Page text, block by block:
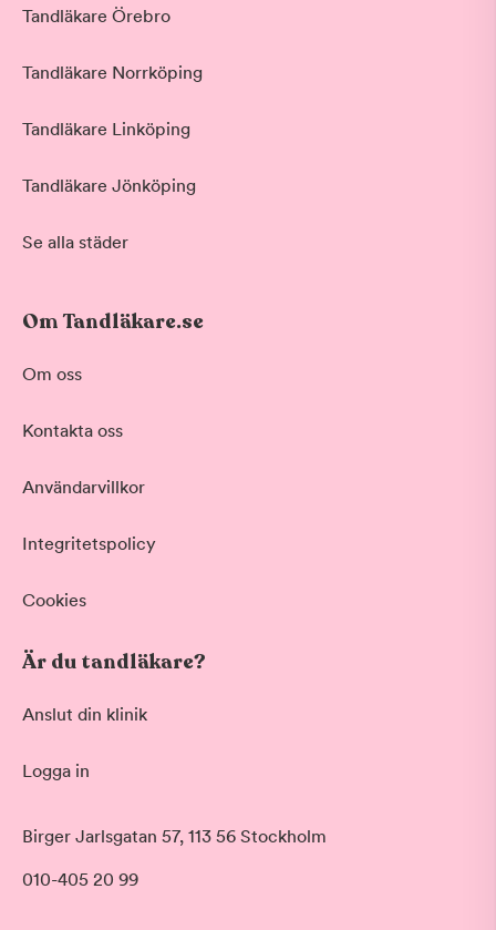
Akut tandvård
Basundersökning
Morgon
Tandläkare Örebro
Tandläkare Norrköping
Tandläkare Linköping
Tandläkare Jönköping
Se alla städer
Om Tandläkare.se
Om oss
Kontakta oss
Användarvillkor
Integritetspolicy
Cookies
Är du tandläkare?
Anslut din klinik
Logga in
Birger Jarlsgatan 57, 113 56 Stockholm
010-405 20 99